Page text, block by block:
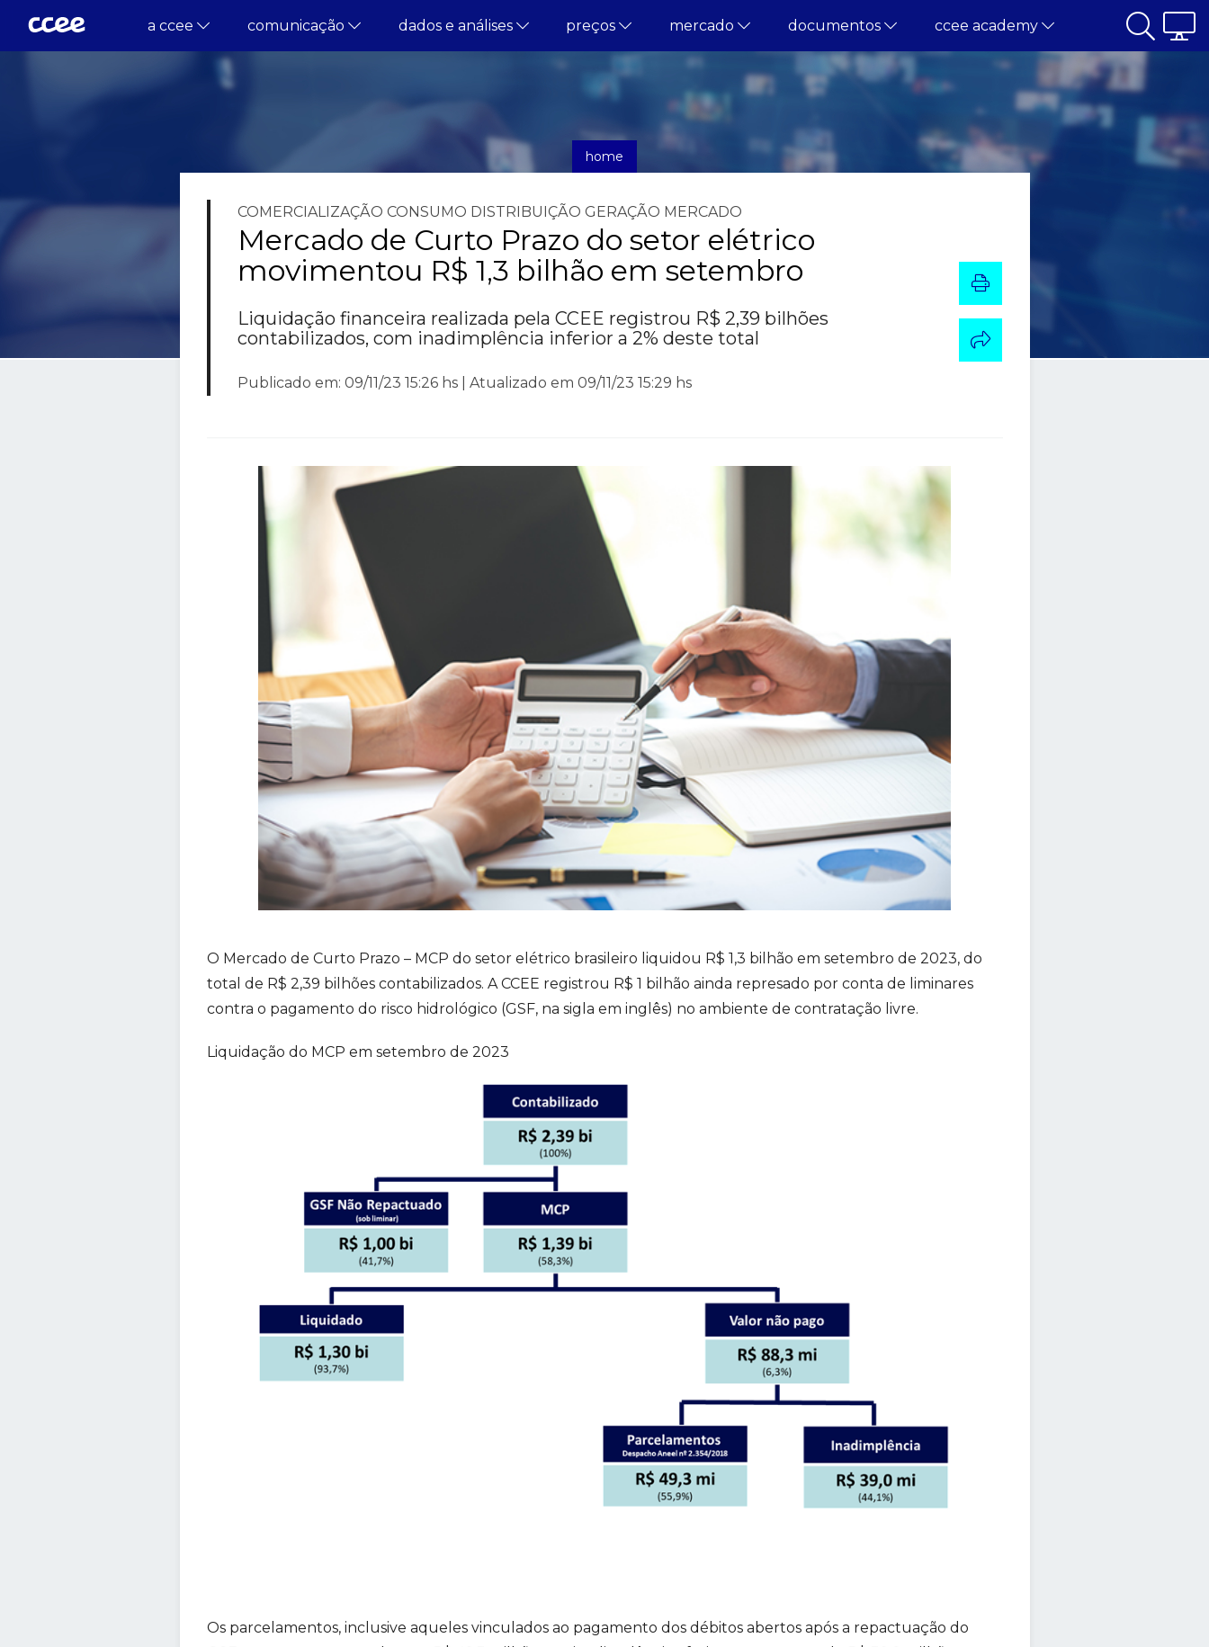
a ccee comunicação dados e análises preços mercado documentos ccee academy
home
notícias
COMERCIALIZAÇÃO CONSUMO DISTRIBUIÇÃO GERAÇÃO MERCADO
Mercado de Curto Prazo do setor elétrico
movimentou R$ 1,3 bilhão em setembro
Liquidação financeira realizada pela CCEE registrou R$ 2,39 bilhões
contabilizados, com inadimplência inferior a 2% deste total
Publicado em: 09/11/23 15:26 hs | Atualizado em 09/11/23 15:29 hs
O Mercado de Curto Prazo – MCP do setor elétrico brasileiro liquidou R$ 1,3 bilhão em setembro de 2023, do
total de R$ 2,39 bilhões contabilizados. A CCEE registrou R$ 1 bilhão ainda represado por conta de liminares
contra o pagamento do risco hidrológico (GSF, na sigla em inglês) no ambiente de contratação livre.
Liquidação do MCP em setembro de 2023
Os parcelamentos, inclusive aqueles vinculados ao pagamento dos débitos abertos após a repactuação do